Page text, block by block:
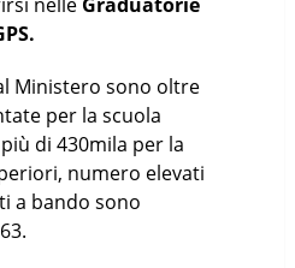
Ministero sono oltre
per la scuola
di 430mila per la
numero elevati
a bando sono